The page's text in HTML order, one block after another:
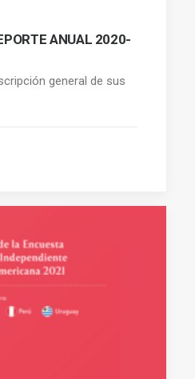
ANUAL 2020-
general de sus